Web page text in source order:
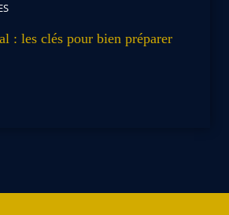
: les clés pour bien préparer